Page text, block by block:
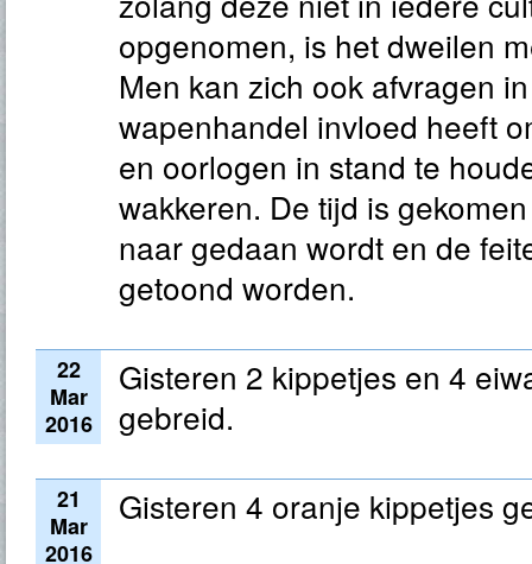
opgenomen, is het dweilen
Men kan zich ook afvragen
wapenhandel invloed heeft
en oorlogen in stand te
wakkeren. De tijd is
naar gedaan wordt en de
getoond worden.
22
Mar
2016
Gisteren 2 kippetjes en 4
gebreid.
21
Mar
2016
Gisteren 4 oranje kippetjes